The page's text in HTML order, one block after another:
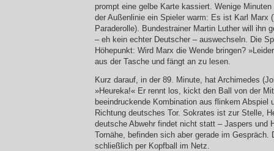
prompt eine gelbe Karte kassiert. Wenige
der Außenlinie ein Spieler warm: Es ist Karl Marx
Paraderolle). Bundestrainer Martin Luther will ihn
– eh kein echter Deutscher – auswechseln. Die
Höhepunkt: Wird Marx die Wende bringen?
aus der Tasche und fängt an zu lesen.
Kurz darauf, in der 89. Minute, hat Archimedes
»Heureka!« Er rennt los, kickt den Ball von der
beeindruckende Kombination aus flinkem Abspiel
Richtung deutsches Tor. Sokrates ist zur Stelle,
deutsche Abwehr findet nicht statt – Jaspers und
Tornähe, befinden sich aber gerade im Gespräch.
schließlich per Kopfball im Netz.